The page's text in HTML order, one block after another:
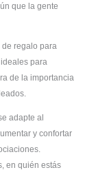
que la gente
regalo para
para
de la importancia
adapte al
y confortar
en quién estás